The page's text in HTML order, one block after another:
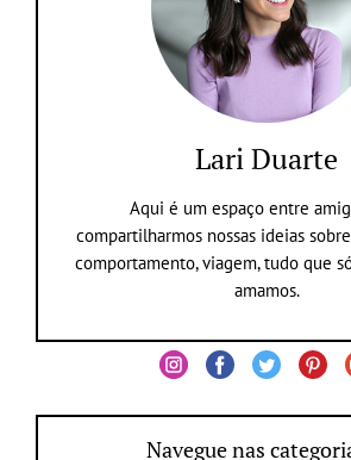
Lari Duarte
Aqui é um espaço entre
compartilharmos nossas ideias
comportamento, viagem, tudo que
amamos.
Navegue nas